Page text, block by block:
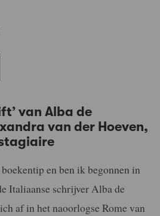
van Alba de
van der Hoeven,
en ben ik begonnen in
Italiaanse schrijver Alba de
af in het naoorlogse Rome van